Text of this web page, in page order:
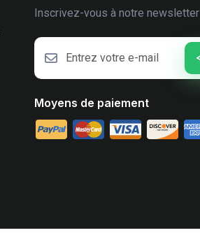
Inscrivez-vous à notre newsletter
Moyens de paiement